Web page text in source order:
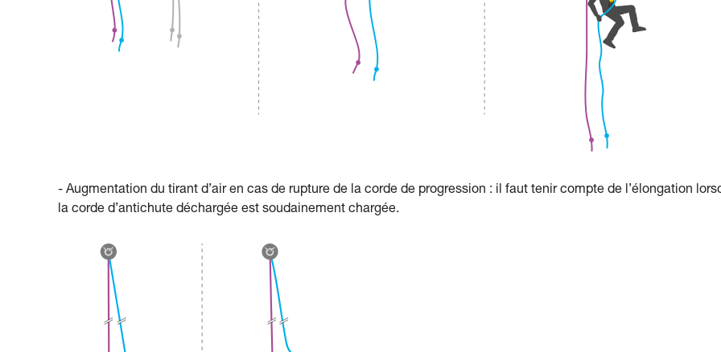
- Augmentation du tirant d’air en cas de rupture de la corde de progression : il faut tenir compte de l’élongation
la corde d’antichute déchargée est soudainement chargée.